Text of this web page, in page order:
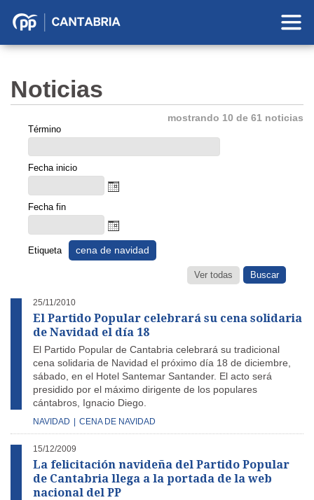
Partido
Cantabria
Noticias
mostrando 10 de 61 noticias
Término
Fecha inicio
Fecha fin
Etiqueta cena de navidad
Ver todas
25/11/2010
El Partido Popular celebrará su cena solidaria
de Navidad el día 18
El Partido Popular de Cantabria celebrará su tradicional
cena solidaria de Navidad el próximo día 18 de diciembre,
sábado, en el Hotel Santemar Santander. El acto será
presidido por el máximo dirigente de los populares
cántabros, Ignacio Diego.
NAVIDAD CENA DE NAVIDAD
15/12/2009
La felicitación navideña del Partido Popular
de Cantabria llega a la portada de la web
nacional del PP